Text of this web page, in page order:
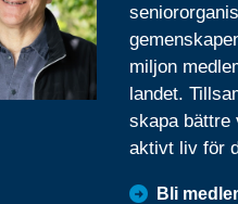
miljon
landet.
skapa bättre
aktivt liv för
Bli